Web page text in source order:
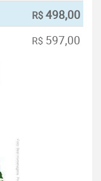
R$498,00
R$ 597,00